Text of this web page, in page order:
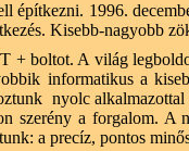
építkezni. 1996.
Kisebb-nagyobb
+ boltot. A világ
informatikus a
nyolc
szerény a forgalom. A
a precíz, pontos